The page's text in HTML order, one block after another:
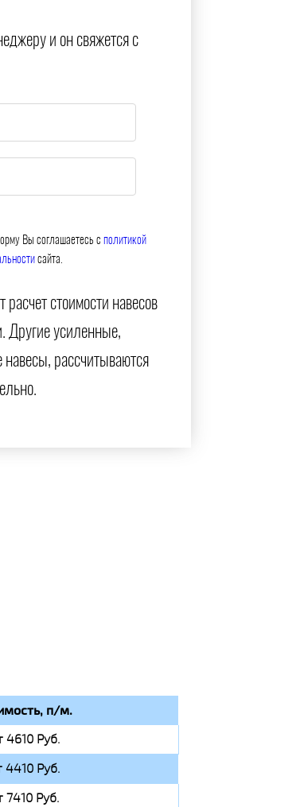
и он свяжется с
Вы соглашаетесь с политикой
сайта.
стоимости навесов
Другие усиленные,
рассчитываются
п/м.
4610 Руб.
4410 Руб.
7410 Руб.